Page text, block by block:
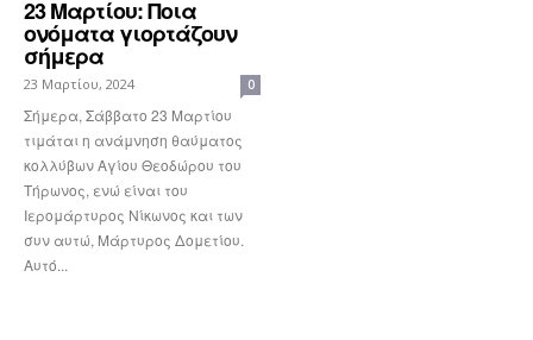
23 Μαρτίου: Ποια
ονόματα γιορτάζουν
σήμερα
23 Μαρτίου, 2024 0
Σήμερα, Σάββατο 23 Μαρτίου
τιμάται η ανάμνηση θαύματος
κολλύβων Αγίου Θεοδώρου του
Τήρωνος, ενώ είναι του
Ιερομάρτυρος Νίκωνος και των
συν αυτώ, Μάρτυρος Δομετίου.
Αυτό...